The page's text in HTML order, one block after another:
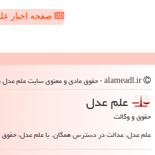
صفحه اخبار
علم عدل
حقوق و وکالت
علم عدل، عدالت در دسترس همگان. با علم عدل،